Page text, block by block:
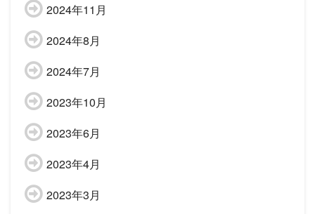
2024年11月
2024年8月
2024年7月
2023年10月
2023年6月
2023年4月
2023年3月